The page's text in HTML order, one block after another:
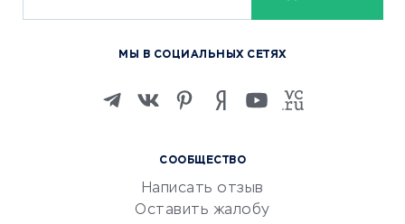
Изучение иностранных
Маркетинг и продажи
Репетиторство
Красота и здоровье
СООБЩЕСТВО
Написать отзыв
Оставить жалобу
МЫ В СОЦИАЛЬНЫХ СЕТЯХ